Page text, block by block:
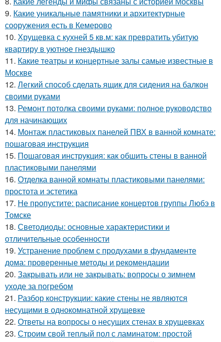
9. Какие уникальные памятники и архитектурные
сооружения есть в Кемерово
10. Хрущевка с кухней 5 кв.м: как превратить убитую
квартиру в уютное гнездышко
11. Какие театры и концертные залы самые известные в
Москве
12. Легкий способ сделать ящик для сидения на балкон
своими руками
13. Ремонт потолка своими руками: полное руководство
для начинающих
14. Монтаж пластиковых панелей ПВХ в ванной комнате:
пошаговая инструкция
15. Пошаговая инструкция: как обшить стены в ванной
пластиковыми панелями
16. Отделка ванной комнаты пластиковыми панелями:
простота и эстетика
17. Не пропустите: расписание концертов группы Любэ в
Томске
18. Светодиоды: основные характеристики и
отличительные особенности
19. Устранение проблем с продухами в фундаменте
дома: проверенные методы и рекомендации
20. Закрывать или не закрывать: вопросы о зимнем
уходе за погребом
21. Разбор конструкции: какие стены не являются
несущими в однокомнатной хрущевке
22. Ответы на вопросы о несущих стенах в хрущевках
23. Строим свой теплый пол с ламинатом: простой